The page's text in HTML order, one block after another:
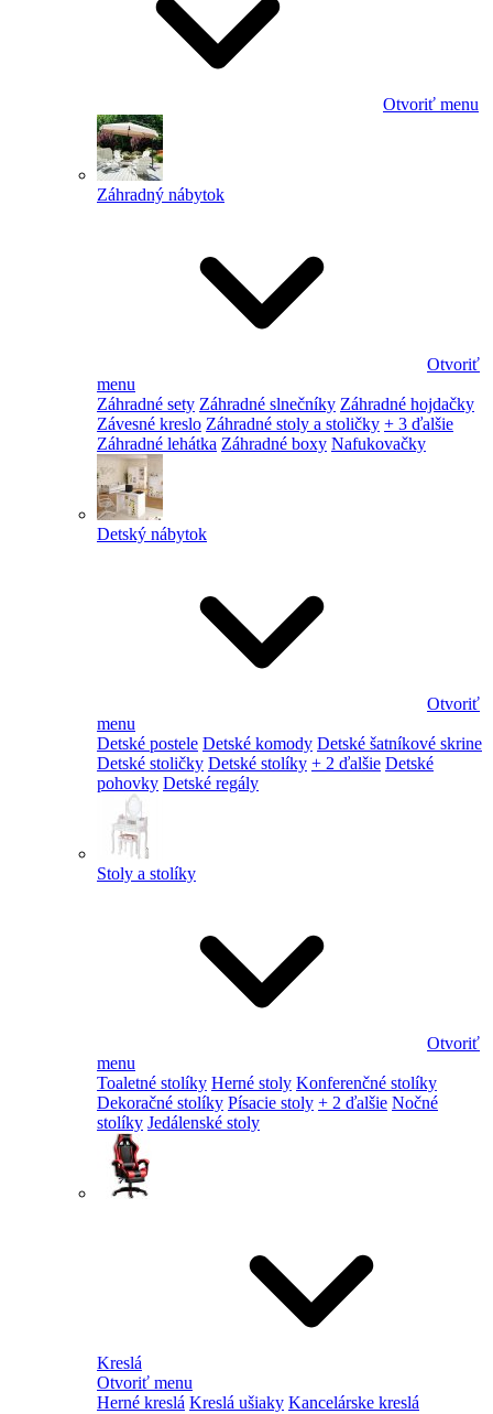
Otvoriť menu
Záhradný nábytok
Otvoriť
menu
Záhradné sety Záhradné slnečníky Záhradné hojdačky
Závesné kreslo Záhradné stoly a stoličky + 3 ďalšie
Záhradné lehátka Záhradné boxy Nafukovačky
Detský nábytok
Otvoriť
menu
Detské postele Detské komody Detské šatníkové skrine
Detské stoličky Detské stolíky + 2 ďalšie Detské
pohovky Detské regály
Stoly a stolíky
Otvoriť
menu
Toaletné stolíky Herné stoly Konferenčné stolíky
Dekoračné stolíky Písacie stoly + 2 ďalšie Nočné
stolíky Jedálenské stoly
Kreslá
Otvoriť menu
Herné kreslá Kreslá ušiaky Kancelárske kreslá